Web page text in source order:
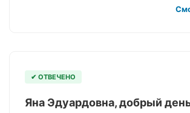
✔ ОТВЕЧЕНО
Яна Эдуардовна, добрый